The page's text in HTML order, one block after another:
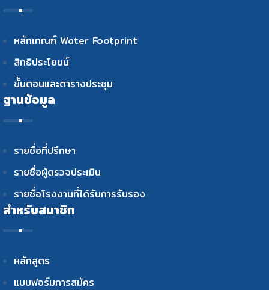
หลักเกณฑ์ Water Footprint
สิทธิประโยชน์
ขั้นตอนและตารางประชุม
ฐานข้อมูล
รายชื่อที่ปรึกษา
รายชื่อผู้ตรวจประเมิน
รายชื่อโรงงานที่ได้รับการรับรอง
สำหรับสมาชิก
หลักสูตร
แบบฟอร์มการสมัคร